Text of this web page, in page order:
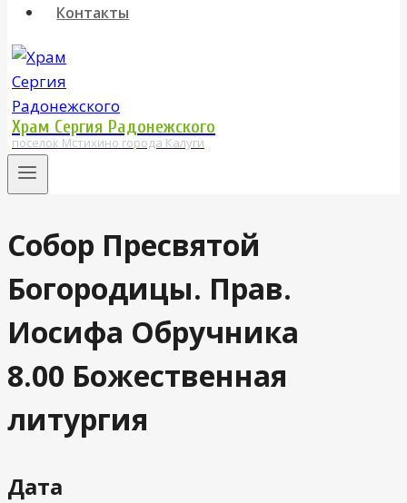
Контакты
Храм Сергия Радонежского
поселок Мстихино города Калуги
Собор Пресвятой
Богородицы. Прав.
Иосифа Обручника
8.00 Божественная
литургия
Дата